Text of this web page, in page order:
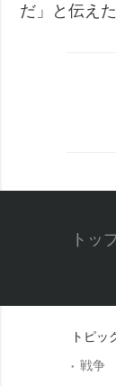
だ」と伝えた
トッ
トピッ
戦争